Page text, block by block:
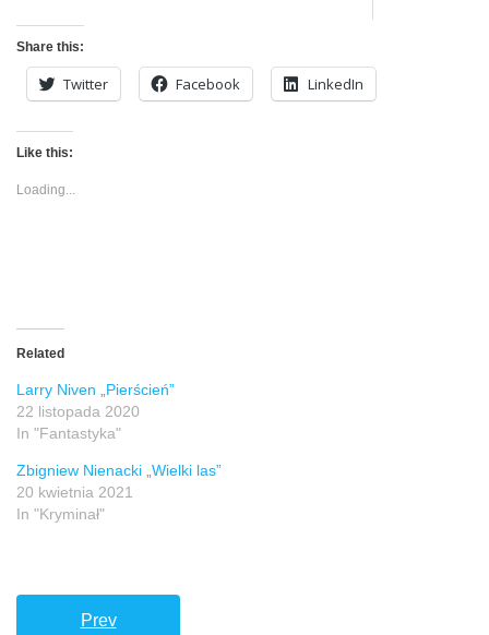
Share this:
Twitter Facebook LinkedIn
Like this:
Loading...
Related
Larry Niven „Pierścień”
22 listopada 2020
In "Fantastyka"
Zbigniew Nienacki „Wielki las”
20 kwietnia 2021
In "Kryminał"
Prev